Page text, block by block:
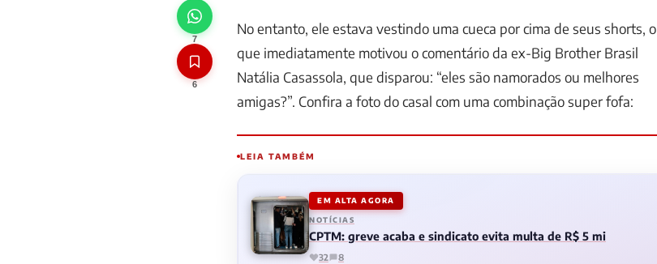
7
6
No entanto, ele estava vestindo uma cueca por cima de seus shorts, o
que imediatamente motivou o comentário da ex-Big Brother Brasil
Natália Casassola, que disparou: “eles são namorados ou melhores
amigas?”. Confira a foto do casal com uma combinação super fofa:
LEIA TAMBÉM
EM ALTA AGORA
NOTÍCIAS
CPTM: greve acaba e sindicato evita multa de R$ 5 mi
32 8